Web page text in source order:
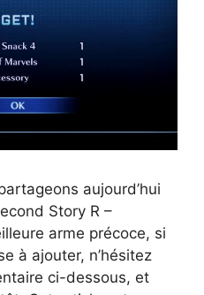
aujourd’hui
Story R –
arme précoce, si
à ajouter, n’hésitez
ci-dessous, et